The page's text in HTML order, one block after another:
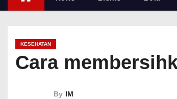
KESEHATAN
Cara
By IM